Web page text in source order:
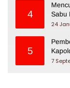
4
Sabu
24
5
7